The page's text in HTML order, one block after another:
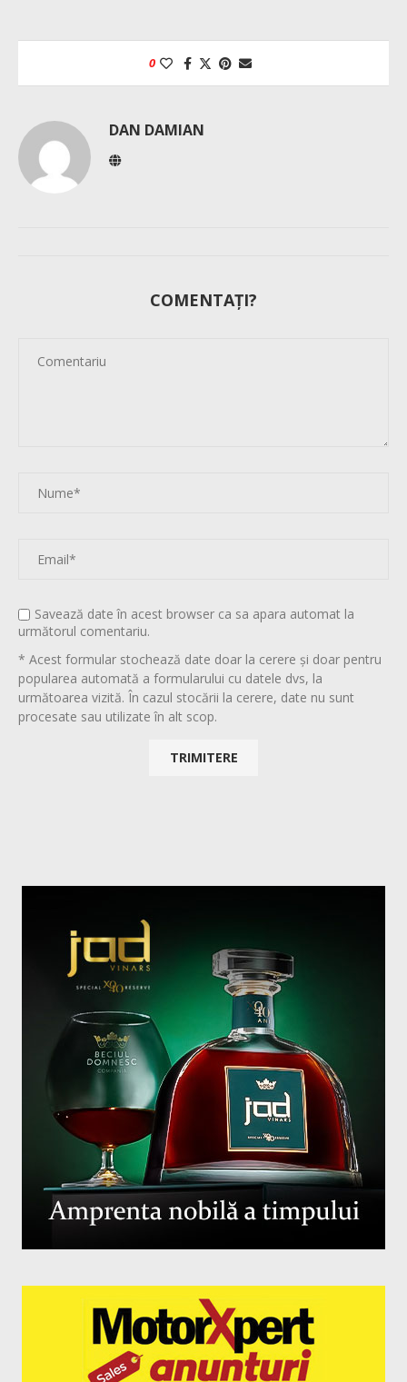
0
DAN DAMIAN
COMENTAȚI?
Savează date în acest browser ca sa apara automat la
următorul comentariu.
* Acest formular stochează date doar la cerere și doar pentru
popularea automată a formularului cu datele dvs, la
următoarea vizită. În cazul stocării la cerere, date nu sunt
procesate sau utilizate în alt scop.